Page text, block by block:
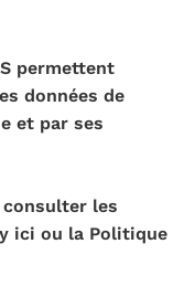
permettent
données de
et par ses
les
ici ou la Politique